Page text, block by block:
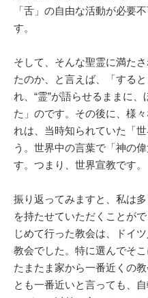
「舌」の自由な活動が必要
す。
そして、そんな聖霊に満た
たのか、と言えば、「する
れ、“霊”が語らせるままに
た」のです。その後に、様
れは、当時知られていた「
う。世界中の言葉で「神の
す。つまり、世界宣教です。
振り返ってみますと、私は
を持たせていただくことが
じめて行った教会は、ドイ
教会でした。特に選んでそ
たまたま家から一番近くの
とも一番近いと言っても、